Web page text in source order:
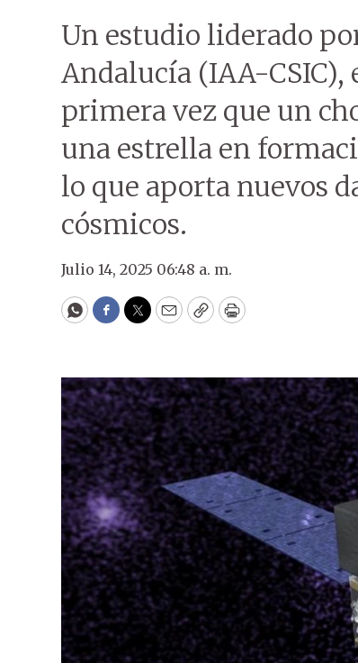
Un estudio liderado
Andalucía (IAA-CSIC),
primera vez que un
una estrella en
lo que aporta nuevos
cósmicos.
Julio 14, 2025 06:48 a. m.
WhatsApp
Facebook
Twitter
EmailCopyPrint